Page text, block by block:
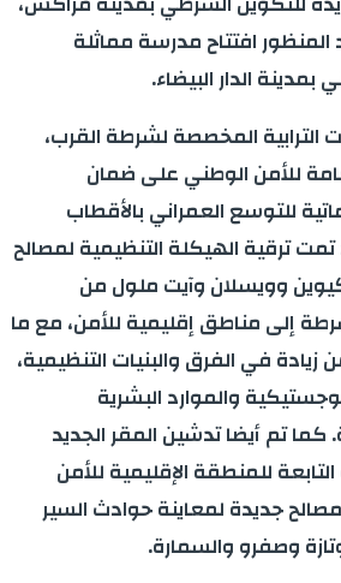
افتتاح مدرسة مماثلة
بمدينة الدار البيضاء.
الترابية المخصصة لشرطة القرب،
للأمن الوطني على ضمان
للتوسع العمراني بالأقطاب
ترقية الهيكلة التنظيمية لمصالح
وويسلان وآيت ملول من
إلى مناطق إقليمية للأمن، مع ما
في الفرق والبنيات التنظيمية،
والموارد البشرية
كما تم أيضا تدشين المقر الجديد
للمنطقة الإقليمية للأمن
جديدة لمعاينة حوادث السير
وصفرو والسمارة.